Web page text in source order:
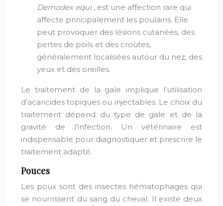
Demodex equi, est une affection rare qui
affecte principalement les poulains. Elle
peut provoquer des lésions cutanées, des
pertes de poils et des croûtes,
généralement localisées autour du nez, des
yeux et des oreilles.
Le traitement de la gale implique l’utilisation
d’acaricides topiques ou injectables. Le choix du
traitement dépend du type de gale et de la
gravité de l’infection. Un vétérinaire est
indispensable pour diagnostiquer et prescrire le
traitement adapté.
Pouces
Les poux sont des insectes hématophages qui
se nourrissent du sang du cheval. Il existe deux